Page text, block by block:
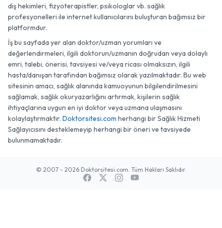
diş hekimleri, fizyoterapistler, psikologlar vb. sağlık
profesyonelleri ile internet kullanıcılarını buluşturan bağımsız bir
platformdur.
İş bu sayfada yer alan doktor/uzman yorumları ve
değerlendirmeleri, ilgili doktorun/uzmanın doğrudan veya dolaylı
emri, talebi, önerisi, tavsiyesi ve/veya ricası olmaksızın, ilgili
hasta/danışan tarafından bağımsız olarak yazılmaktadır. Bu web
sitesinin amacı, sağlık alanında kamuoyunun bilgilendirilmesini
sağlamak, sağlık okuryazarlığını artırmak, kişilerin sağlık
ihtiyaçlarına uygun en iyi doktor veya uzmana ulaşmasını
kolaylaştırmaktır. Doktorsitesi.com herhangi bir Sağlık Hizmeti
Sağlayıcısını desteklemeyip herhangi bir öneri ve tavsiyede
bulunmamaktadır.
© 2007 - 2026 Doktorsitesi.com. Tüm Hakları Saklıdır.